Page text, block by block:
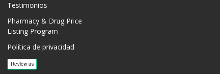
Testimonios
Pharmacy & Drug Price
Listing Program
Política de privacidad